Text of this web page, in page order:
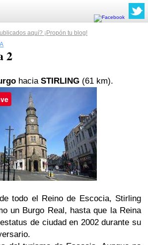
aquí? ¡Propón tu blog!
2
hacia STIRLING (61 km).
todo el Reino de Escocia, Stirling
un Burgo Real, hasta que la Reina
de ciudad en 2002 durante su